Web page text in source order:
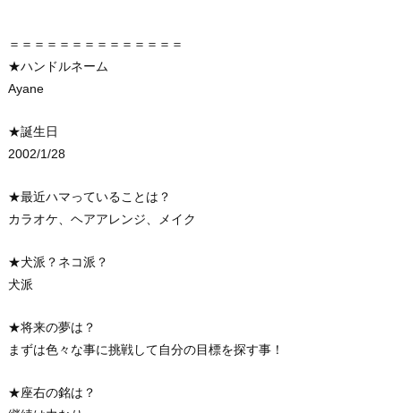
＝＝＝＝＝＝＝＝＝＝＝＝＝＝
★ハンドルネーム
Ayane
★誕生日
2002/1/28
★最近ハマっていることは？
カラオケ、ヘアアレンジ、メイク
★犬派？ネコ派？
犬派
★将来の夢は？
まずは色々な事に挑戦して自分の目標を探す事！
★座右の銘は？